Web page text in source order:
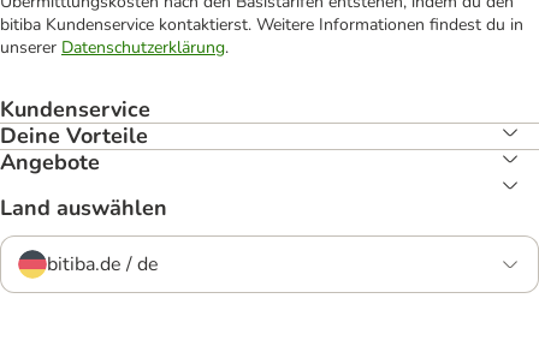
bitiba Kundenservice kontaktierst. Weitere Informationen findest du in
unserer Datenschutzerklärung.
Kundenservice
Deine Vorteile
Angebote
Land auswählen
bitiba.de / de